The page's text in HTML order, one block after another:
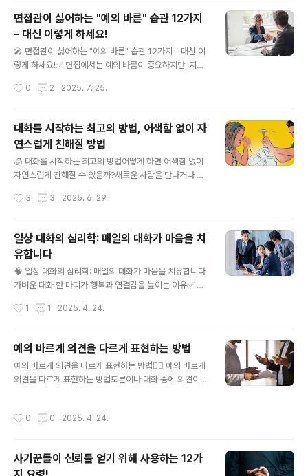
라, 사회적 거절도 유사하게 인식합니다.즉, "기회를 놓쳤
다"는 사실은 "신체가 다쳤다"는 감각처럼 뇌에 남습니다.
▶ 예: 프로젝트 발표에서 제외되었을 때, 실제로 속이 아픈
느낌을 받는 것도 이 때문입니다.🧱 2. 자기 정체성과 연결
되기 때문우리는 직무 수행 능력을 자신의 ‘존재 가치’와 동
기 존재 자체에 대한 평가로 받아들여질 수 있습니다.▶ 예:
면접관이 싫어하는 "예의 바른" 습관 12가지
– 대신 이렇게 하세요!
🎤 면접관이 싫어하는 "예의 바른" 습관 12가지 – 대신 이
렇게 하세요!✅ 면접에서는 예의 바름이 중요하지만, 지나
면접관이 실제로 싫어하는 **12가지 "좋은 의도지만 잘못
다!❌ 1. "너무 지나친 공손함" (과한 존칭 & 낮은 자세)✔️
왜 문제일까?지나치게 공손하면 자신감이 없어 보이거나
소극적인 인상을 줄 수 있습니다.면접관은 함께 일할 동료
를 찾는 것이지, 예의를 극단적으로 갖춘 사람을 원하지 않
습니다.✅ 대신 이렇게!💡 자연스럽고 정중한 태도로 대화
은 자세는 지양!❌ 2. "너무 많은 미소"✔️ 왜 문제일까?면
0 2 2025. 7. 25.
대화를 시작하는 최고의 방법, 어색함 없이 자
연스럽게 친해질 방법
🧊 대화를 시작하는 최고의 방법어떻게 하면 어색함 없이
자연스럽게 친해질 수 있을까?새로운 사람을 만나거나 관
렸던 적 있나요?다음은 실제 커뮤니케이션 전문가들이 추
용하기Hobbies, Entertainment, Food, Environmen
t의 첫 글자로,예: “요즘 가장 재미있게 본 영화는 뭐예
요?”, “최근에 맛있게 드신 음식 있어요?”보편적인 주제라
부담 없이 자연스럽게 대화 유도에 효과적입니다 🗣️ 2. 순
차적 질문으로 대화 흐름 만들기“아침에 뭐 드셨어요?”,
마는요?”처럼짧고 대답하기 쉬운 질문 세트를 활용해 긴
3 3 2025. 6. 29.
일상 대화의 심리학: 매일의 대화가 마음을 치
유합니다
🧠 일상 대화의 심리학: 매일의 대화가 마음을 치유합니다
가벼운 대화 한 마디가 행복과 연결감을 높이는 이유✅ 일
어나면서 직접적인 대화가 줄어들고 있습니다. 그러나 심
유대감을 유지하는 데 필수적이라고 강조합니다 .​미국심리
학회💬 일상 대화가 주는 5가지 심리적 이점1. 스트레스 완
화와 기분 전환가벼운 대화는 스트레스 호르몬인 코르티솔
수치를 낮추고, 기분을 좋게 하는 도파민의 분비를 촉진합
는 데 도움이 됩니다​3. 자아 인식과 감정 조절 향상대화를
1 1 2025. 4. 24.
예의 바르게 의견을 다르게 표현하는 방법
예의 바르게 의견을 다르게 표현하는 방법🙅‍♂️ 예의 바르게
의견을 다르게 표현하는 방법토론이나 대화 중에 의견이
보이지 않으면서 상대를 설득하는 "스마트한 의견 표현법"
줄이기 위해✔ 자신의 논리를 더 설득력 있게 전달하기 위
0 0 2025. 4. 24.
사기꾼들이 신뢰를 얻기 위해 사용하는 12가